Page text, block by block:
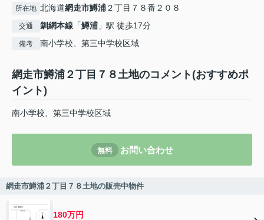
所在地 北海道網走市鱒浦２丁目７８番２０８
交通 釧網本線 「鱒浦 」駅 徒歩17分
備考 南小学校、第三中学校区域
網走市鱒浦２丁目７８土地のコメント(おすすめポ
イント)
南小学校、第三中学校区域
無料 お問い合わせ
網走市鱒浦２丁目７８土地の販売中物件
180万円